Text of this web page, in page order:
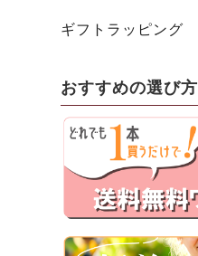
ギフトラッピング
おすすめの選び方